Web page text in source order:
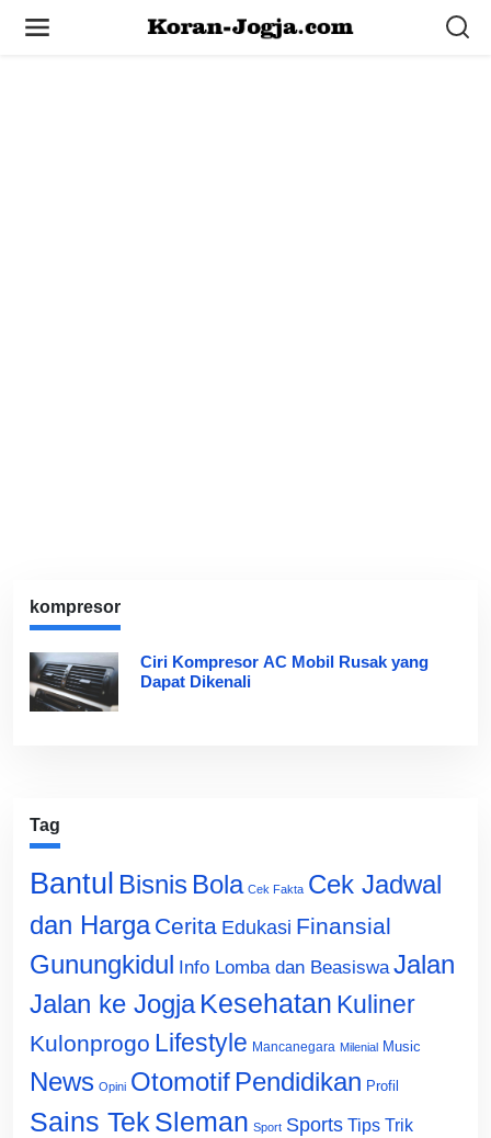
kompresor
Ciri Kompresor AC Mobil Rusak yang
Dapat Dikenali
Tag
Bantul Bisnis Bola Cek Fakta Cek Jadwal
dan Harga Cerita Edukasi Finansial
Gunungkidul Info Lomba dan Beasiswa Jalan
Jalan ke Jogja Kesehatan Kuliner
Kulonprogo Lifestyle Mancanegara Milenial Music
News Opini Otomotif Pendidikan Profil
Sains Tek Sleman Sport Sports Tips Trik